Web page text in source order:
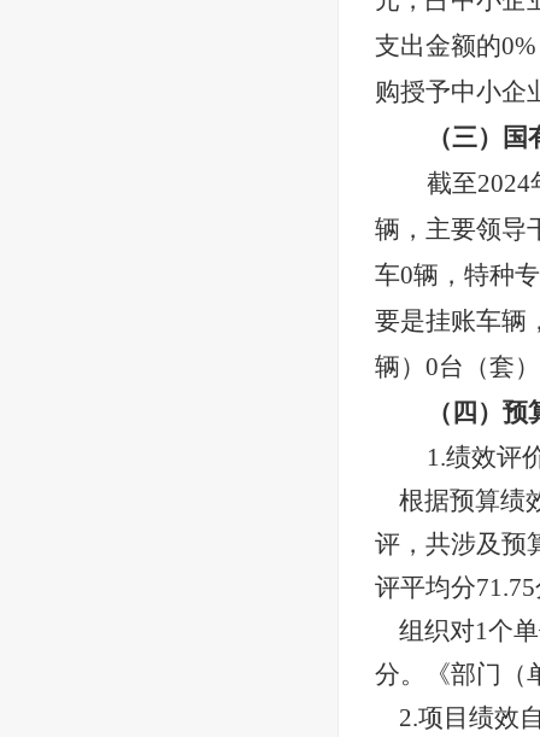
支出金额的0
购授予中小企
（三）
截至2024
辆，主要领导
车0辆 ， 特种
要是挂账车辆
辆） 0台（套
（四）
1.绩效评
根据预算绩
评，共涉及预
评平均分
组织对1个
分。《部门（
2.项目绩效